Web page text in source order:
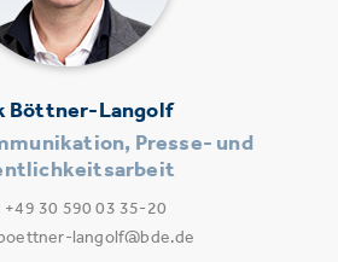
Böttner-Langolf
Presse- und
+49 30 590 03 35-20
langolf@bde.de